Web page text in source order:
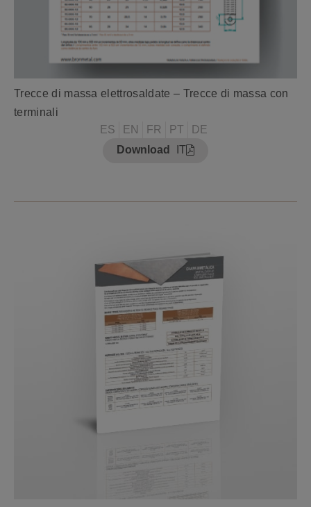
Trecce di massa elettrosaldate – Trecce di massa con
terminali
ES
EN FR PT
DE
Download
IT